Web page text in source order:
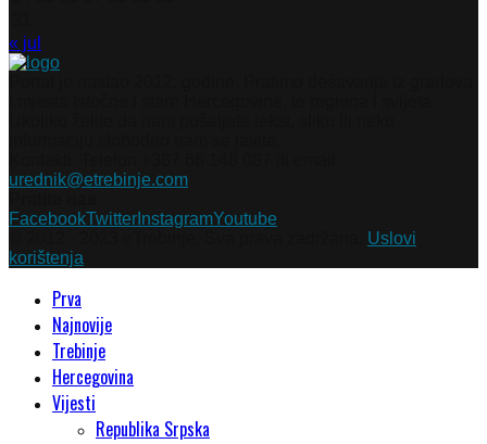
« jul
urednik@etrebinje.com
FacebookTwitter InstagramYoutube
Uslovi
korištenja
Prva
Najnovije
Trebinje
Hercegovina
Vijesti
Republika Srpska